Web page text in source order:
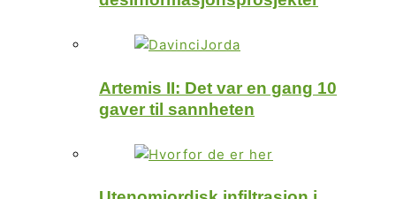
Artemis II: Det var en gang 10
gaver til sannheten